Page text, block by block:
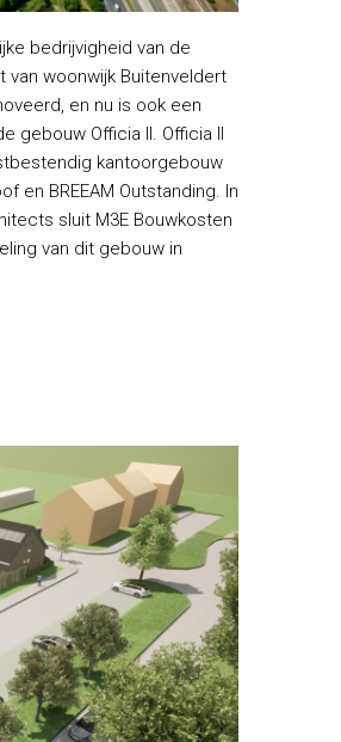
bedrijvigheid van de
woonwijk Buitenveldert
en nu is ook een
gebouw Officia II. Officia II
kantoorgebouw
en BREEAM Outstanding. In
sluit M3E Bouwkosten
van dit gebouw in